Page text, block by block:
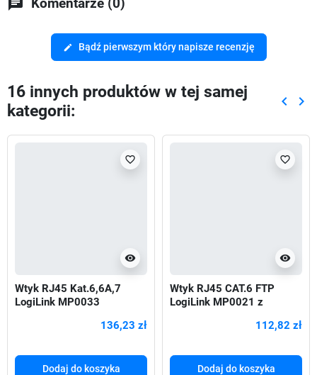
chat Komentarze (0)
edit Bądź pierwszym który napisze recenzję
16 innych produktów w tej samej
kategorii:
keyboard_arrow_left keyboard_arrow_right
visibility
favorite_border
Wtyk RJ45 Kat.6,6A,7
LogiLink MP0033
136,23 zł
Dodaj do koszyka
visibility
favorite_border
Wtyk RJ45 CAT.6 FTP
LogiLink MP0021 z
112,82 zł
Dodaj do koszyka